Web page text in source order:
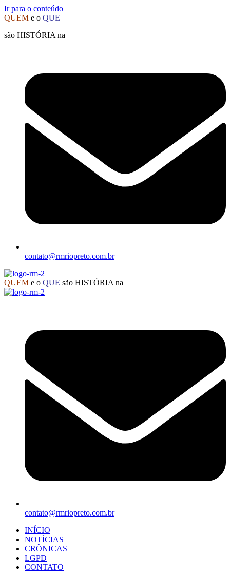
Ir para o conteúdo
QUEM e o QUE
são HISTÓRIA na
contato@rmriopreto.com.br
QUEM e o QUE são HISTÓRIA na
contato@rmriopreto.com.br
INÍCIO
NOTÍCIAS
CRÔNICAS
LGPD
CONTATO